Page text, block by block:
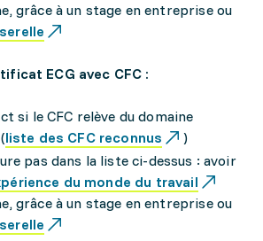
grâce à un stage en entreprise ou
ECG avec CFC :
si le CFC relève du domaine
liste des CFC reconnus
)
pas dans la liste ci-dessus : avoir
du monde du travail
grâce à un stage en entreprise ou